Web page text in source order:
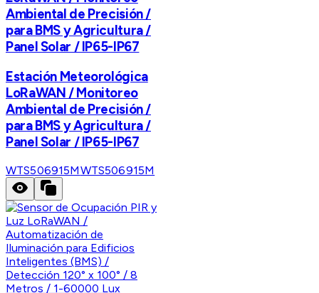
Ambiental de Precisión /
para BMS y Agricultura /
Panel Solar / IP65-IP67
Estación Meteorológica
LoRaWAN / Monitoreo
Ambiental de Precisión /
para BMS y Agricultura /
Panel Solar / IP65-IP67
WTS506915MWTS506915M